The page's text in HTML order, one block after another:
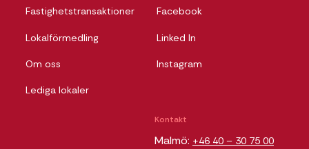
Fastighetstransaktioner
Lokalförmedling
Om oss
Lediga lokaler
Facebook
Linked In
Instagram
Kontakt
Malmö: +46 40 – 30 75 00